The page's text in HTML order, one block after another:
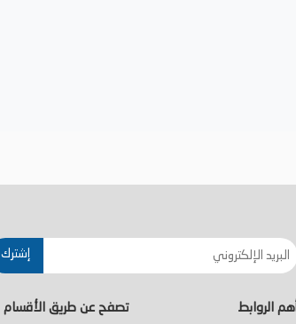
إشترك
أهم الروابط تصفح عن طريق الأقسام